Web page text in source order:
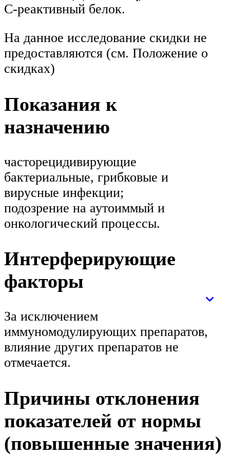
С-реактивный белок.
На данное исследование скидки не
предоставляются (см. Положение о
скидках)
Показания к
назначению
часторецидивирующие
бактериальные, грибковые и
вирусные инфекции;
подозрение на аутоиммый и
онкологический процессы.
Интерферирующие
факторы
За исключением
иммуномодулирующих препаратов,
влияние других препаратов не
отмечается.
Причины отклонения
показателей от нормы
(повышенные значения)